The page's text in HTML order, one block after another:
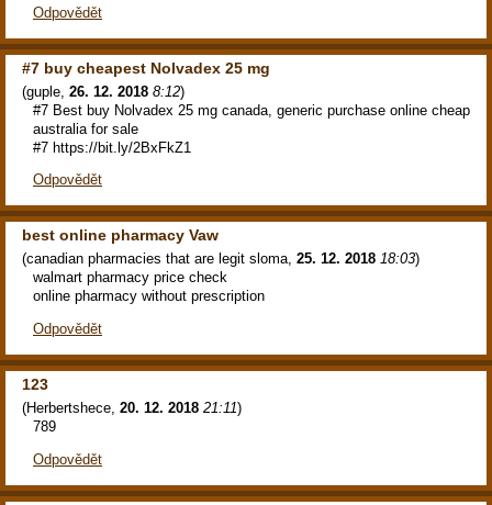
Odpovědět
#7 buy cheapest Nolvadex 25 mg
(guple 26. 12. 2018 8:12)
#7 Best buy Nolvadex 25 mg canada, generic purchase online cheap
australia for sale
#7 https://bit.ly/2BxFkZ1
Odpovědět
best online pharmacy Vaw
(canadian pharmacies that are legit sloma, 25. 12. 2018 18:03)
walmart pharmacy price check
online pharmacy without prescription
Odpovědět
123
(Herbertshece, 20. 12. 2018 21:11)
789
Odpovědět